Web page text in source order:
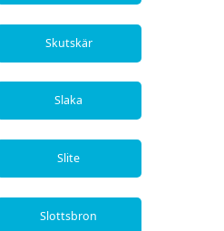
Skutskär
Slaka
Slite
Slottsbron